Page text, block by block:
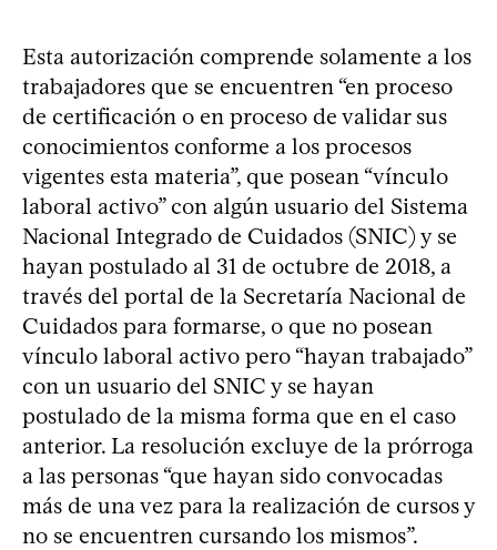
Esta autorización comprende solamente a los
trabajadores que se encuentren “en proceso
de certificación o en proceso de validar sus
conocimientos conforme a los procesos
vigentes esta materia”, que posean “vínculo
laboral activo” con algún usuario del Sistema
Nacional Integrado de Cuidados (SNIC) y se
hayan postulado al 31 de octubre de 2018, a
través del portal de la Secretaría Nacional de
Cuidados para formarse, o que no posean
vínculo laboral activo pero “hayan trabajado”
con un usuario del SNIC y se hayan
postulado de la misma forma que en el caso
anterior. La resolución excluye de la prórroga
a las personas “que hayan sido convocadas
más de una vez para la realización de cursos y
no se encuentren cursando los mismos”.